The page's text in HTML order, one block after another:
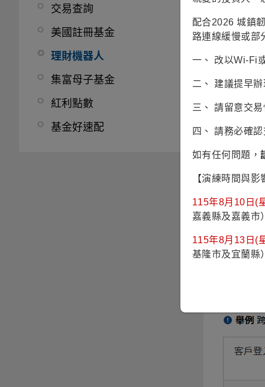
交易查詢
美國註冊基金
理財機器人
集富母子基金
紅利點數
基金好速配
是，美
或計價
若為
系列基
配合2026 城鎮
路連線緩慢或部
一、 改以Wi-Fi
二、 建議提早
三、 請留意交
四、 請務必確
如有任何問題，
【演練時間與影
115年8月10日(
嘉義縣及嘉義市
115年8月13日(
基隆市及宜蘭縣